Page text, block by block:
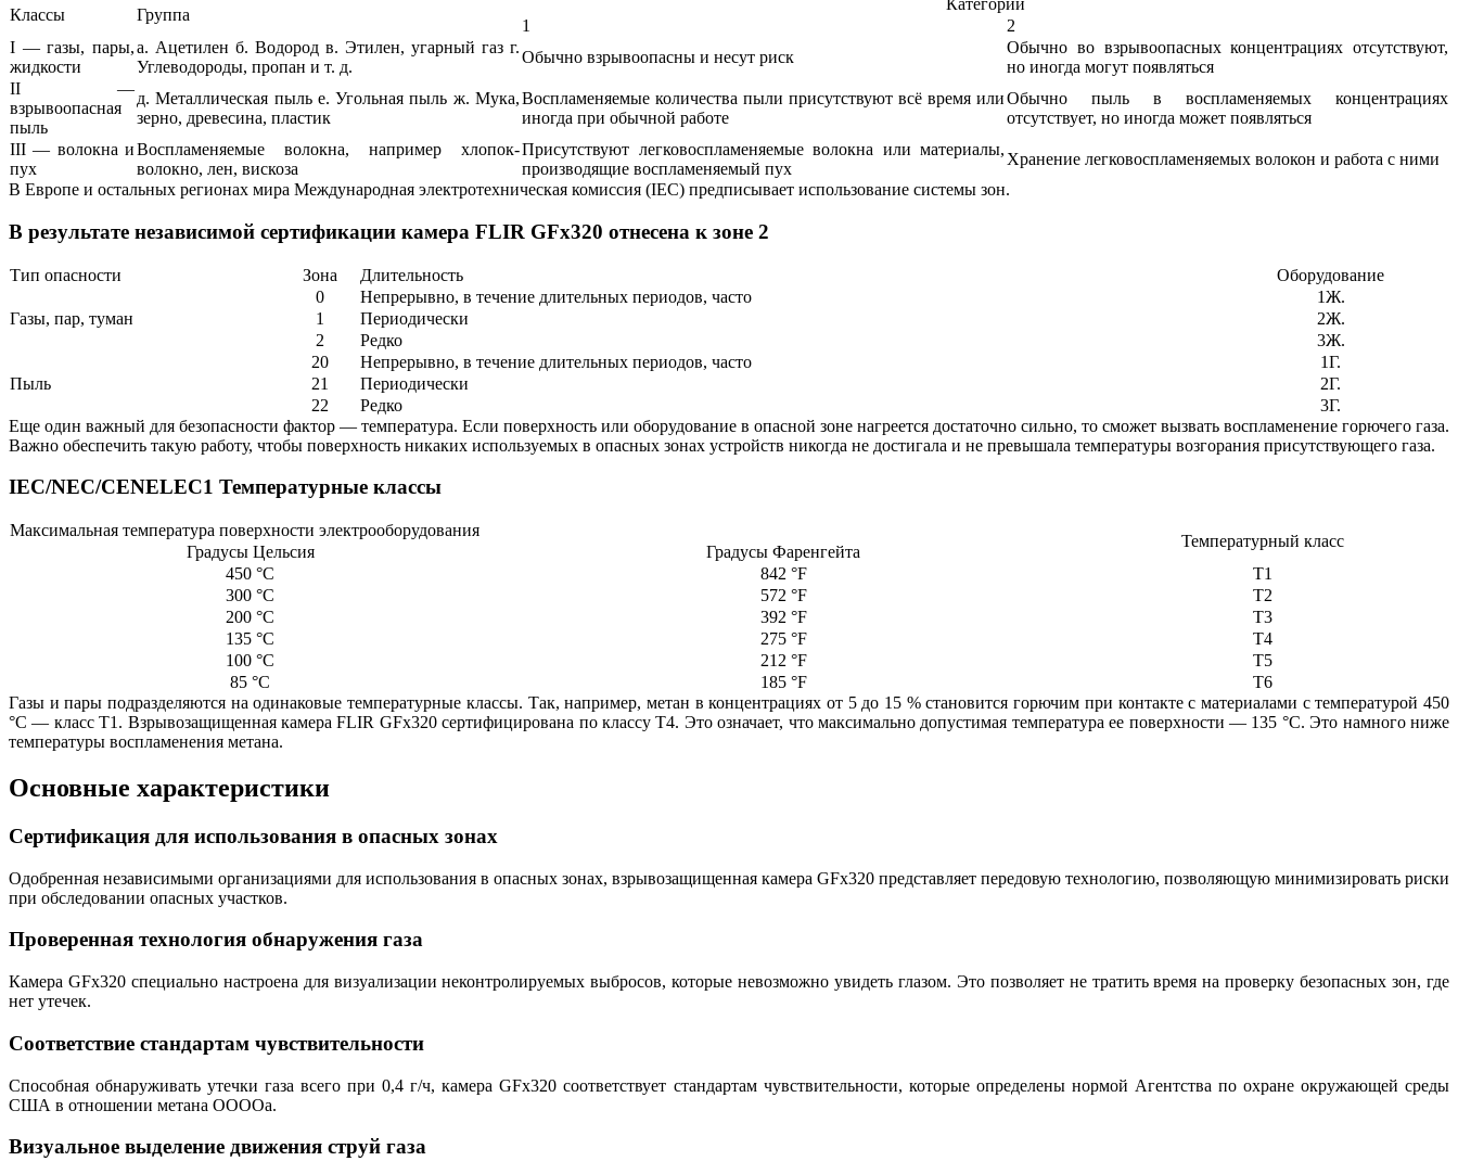
Классы Группа
Категории
1
2
I — газы, пары,
жидкости
а. Ацетилен б. Водород в. Этилен, угарный газ г.
Углеводороды, пропан и т. д.
Обычно взрывоопасны и несут риск
Обычно во взрывоопасных концентрациях отсутствуют,
но иногда могут появляться
II —
взрывоопасная
пыль
д. Металлическая пыль е. Угольная пыль ж. Мука,
зерно, древесина, пластик
Воспламеняемые количества пыли присутствуют всё время или
иногда при обычной работе
Обычно пыль в воспламеняемых концентрациях
отсутствует, но иногда может появляться
III — волокна и
пух
Воспламеняемые волокна, например хлопок-
волокно, лен, вискоза
Присутствуют легковоспламеняемые волокна или материалы,
производящие воспламеняемый пух
Хранение легковоспламеняемых волокон и работа с ними
В Европе и остальных регионах мира Международная электротехническая комиссия (IEC) предписывает использование системы зон.
В результате независимой сертификации камера FLIR GFx320 отнесена к зоне 2
Тип опасности Зона Длительность Оборудование
Газы, пар, туман
0 Непрерывно, в течение длительных периодов, часто
1Ж.
1
Периодически
2Ж.
2
Редко 3Ж.
Пыль
20 Непрерывно, в течение длительных периодов, часто
1Г.
21
Периодически
2Г.
22
Редко
3Г.
Еще один важный для безопасности фактор — температура. Если поверхность или оборудование в опасной зоне нагреется достаточно сильно, то сможет вызвать воспламенение горючего газа.
Важно обеспечить такую работу, чтобы поверхность никаких используемых в опасных зонах устройств никогда не достигала и не превышала температуры возгорания присутствующего газа.
IEC/NEC/CENELEC1 Температурные классы
Максимальная температура поверхности электрооборудования
Температурный класс
Градусы Цельсия
Градусы Фаренгейта
450 °C
842 °F
T1
300 °C
572 °F
T2
200 °C
392 °F
T3
135 °C
275 °F
T4
100 °C
212 °F
T5
85 °C
185 °F
T6
Газы и пары подразделяются на одинаковые температурные классы. Так, например, метан в концентрациях от 5 до 15 % становится горючим при контакте с материалами с температурой 450
°C — класс T1. Взрывозащищенная камера FLIR GFx320 сертифицирована по классу T4. Это означает, что максимально допустимая температура ее поверхности — 135 °C. Это намного ниже
температуры воспламенения метана.
Основные характеристики
Сертификация для использования в опасных зонах
Одобренная независимыми организациями для использования в опасных зонах, взрывозащищенная камера GFx320 представляет передовую технологию, позволяющую минимизировать риски
при обследовании опасных участков.
Проверенная технология обнаружения газа
Камера GFx320 специально настроена для визуализации неконтролируемых выбросов, которые невозможно увидеть глазом. Это позволяет не тратить время на проверку безопасных зон, где
нет утечек.
Соответствие стандартам чувствительности
Способная обнаруживать утечки газа всего при 0,4 г/ч, камера GFx320 соответствует стандартам чувствительности, которые определены нормой Агентства по охране окружающей среды
США в отношении метана OOOOa.
Визуальное выделение движения струй газа